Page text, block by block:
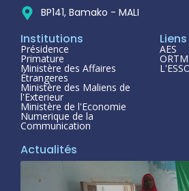
BP141, Bamako - MALI
Institutions
Présidence
Primature
Ministère des Affaires
Étrangeres
Ministère des Maliens de
l'Exterieur
Ministère de l'Economie
Numerique de la
Communication
AES
ORTM
Actualités